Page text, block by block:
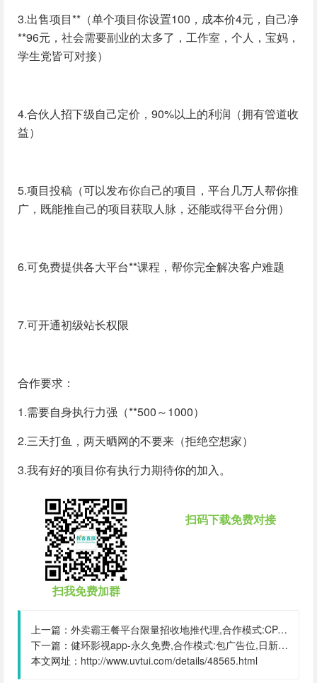
3.出售项目**（单个项目你设置100，成本价4元，自己净
**96元，社会需要副业的太多了，工作室，个人，宝妈，
学生党皆可对接）
4.合伙人招下级自己定价，90%以上的利润（拥有管道收
益）
5.项目投稿（可以发布你自己的项目，平台几万人帮你推
广，既能推自己的项目获取人脉，还能或得平台分佣）
6.可免费提供各大平台**课程，帮你完全解决客户难题
7.可开通初级站长权限
合作要求：
1.需要自身执行力强（**500～1000）
2.三天打鱼，两天晒网的不要来（拒绝空想家）
3.我有好的项目你有执行力期待你的加入。
扫我免费加群
扫码下载免费对接
上一篇： 外卖霸王餐平台限量招收地推代理,合作模式:CPA,CPS,日新增:1000
下一篇： 健环影视app-永久免费,合作模式:包广告位,日新增:500
本文网址： http://www.uvtui.com/details/48565.html